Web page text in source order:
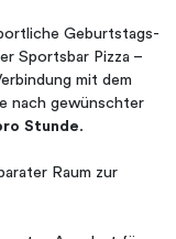
Geburtstags-
Sportsbar Pizza –
mit dem
nach gewünschter
Stunde.
Raum zur